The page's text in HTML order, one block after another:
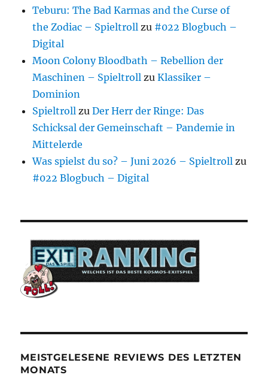
Teburu: The Bad Karmas and the Curse of
the Zodiac – Spieltroll zu #022 Blogbuch –
Digital
Moon Colony Bloodbath – Rebellion der
Maschinen – Spieltroll zuKlassiker –
Dominion
Spieltroll zuDer Herr der Ringe: Das
Schicksal der Gemeinschaft – Pandemie in
Mittelerde
Was spielst du so? – Juni 2026 – Spieltroll zu
#022 Blogbuch – Digital
MEISTGELESENE REVIEWS DES LETZTEN
MONATS